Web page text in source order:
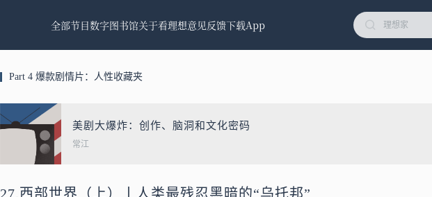
全部节目数字图书馆关于看理想意见反馈下载App
Part 4 爆款剧情片：人性收藏夹
美剧大爆炸：创作、脑洞和文化密码
常江
27.西部世界（上）丨人类最残忍黑暗的“乌托邦”